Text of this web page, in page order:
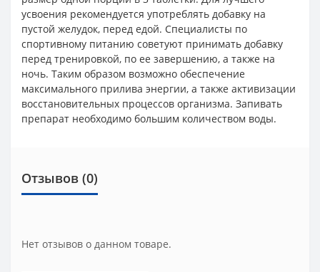
усвоения рекомендуется употреблять добавку на
пустой желудок, перед едой. Специалисты по
спортивному питанию советуют принимать добавку
перед тренировкой, по ее завершению, а также на
ночь. Таким образом возможно обеспечение
максимального прилива энергии, а также активизации
восстановительных процессов организма. Запивать
препарат необходимо большим количеством воды.
Отзывов (0)
Нет отзывов о данном товаре.